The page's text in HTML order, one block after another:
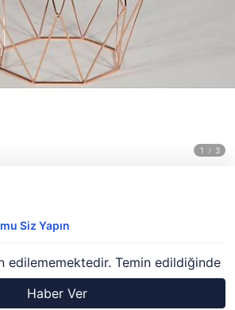
Siz Yapın
edilememektedir. Temin edildiğinde
Haber Ver